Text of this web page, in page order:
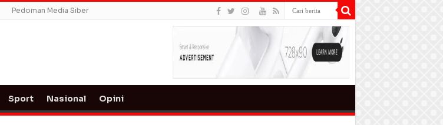
Pedoman Media Siber
Sport Nasional Opini